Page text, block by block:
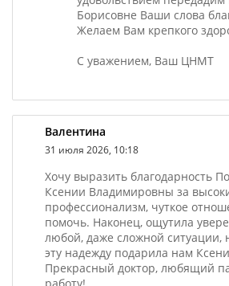
Борисовне Ваши слова
Желаем Вам крепкого
С уважением, Ваш ЦНМТ
Валентина
31 июля 2026, 10:18
Хочу выразить благодарность
Ксении Владимировны за
профессионализм, чуткое
помочь. Наконец, ощутила
любой, даже сложной ситуации,
эту надежду подарила нам
Прекрасный доктор, любящий